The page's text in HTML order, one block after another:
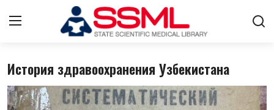
Авторизоваться регистр
Главная
История здравоохранения Узбекистана